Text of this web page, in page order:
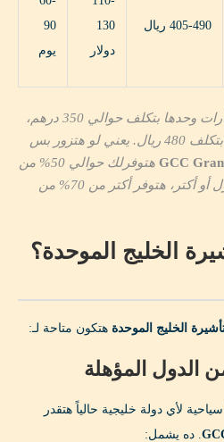
405-490 ريال
130
دولار
90
يوم
فيزا الإمارات وحدها بتكلف حوالي 350 درهم،
وفيزا السعودية eVisa بتكلف 480 ريال. يعني لو هتزور بس
GCC
هتوفرلك حوالي 50% من
التكلفة. لو هتزور 4 دول أو أكتر، هتوفر أكتر من 70% من
الخليج الموحدة؟
الخليج الموحدة هتكون متاحة لـ:
لأي دولة خليجية حالياً هتقدر
. ده يشمل: